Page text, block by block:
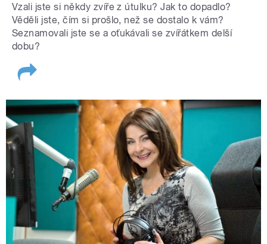
Vzali jste si někdy zvíře z útulku? Jak to dopadlo?
Věděli jste, čím si prošlo, než se dostalo k vám?
Seznamovali jste se a oťukávali se zvířátkem delší
dobu?